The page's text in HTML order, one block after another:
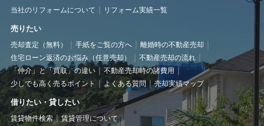
当社のリフォームについて リフォーム実績一覧
売りたい
売却査定（無料） 手紙をご覧の方へ
離婚時の不動産売却
住宅ローン返済のお悩み（任意売却）
不動産売却の流れ
「仲介」と「買取」の違い
不動産売却時の諸費用
少しでも高く売るポイント
よくある質問 売却実績マップ
借りたい・貸したい
賃貸物件検索 賃貸管理について